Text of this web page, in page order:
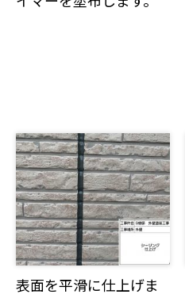
表面を平滑に仕上げま